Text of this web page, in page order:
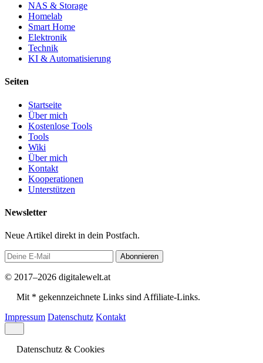
NAS & Storage
Homelab
Smart Home
Elektronik
Technik
KI & Automatisierung
Seiten
Startseite
Über mich
Kostenlose Tools
Tools
Wiki
Über mich
Kontakt
Kooperationen
Unterstützen
Newsletter
Neue Artikel direkt in dein Postfach.
Abonnieren
© 2017–2026 digitalewelt.at
Mit * gekennzeichnete Links sind Affiliate-Links.
Impressum Datenschutz Kontakt
Datenschutz & Cookies